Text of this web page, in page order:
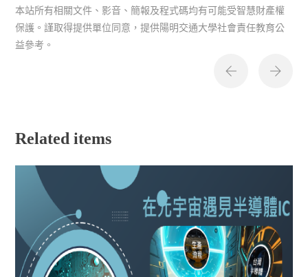
本站所有相關文件、影音、簡報及程式碼均有可能受智慧財產權
保護。謹取得提供單位同意，提供陽明交通大學社會責任教育公
益參考。
Related items